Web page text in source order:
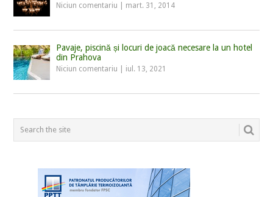
Niciun comentariu mart. 31, 2014
Pavaje, piscină și locuri de joacă necesare la un hotel
din Prahova
Niciun comentariu iul. 13, 2021